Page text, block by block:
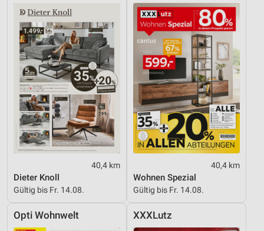
40,4 km
Dieter Knoll
Gültig bis Fr. 14.08.
40,4 km
Wohnen Spezial
Gültig bis Fr. 14.08.
Opti Wohnwelt XXXLutz